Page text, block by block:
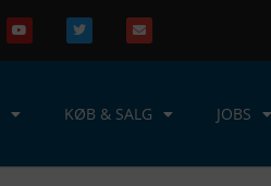
KØB & SALG JOBS